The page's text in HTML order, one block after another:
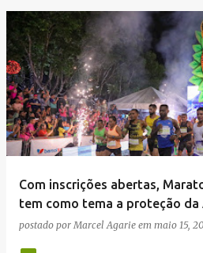
Com inscrições abertas,
tem como tema a proteção da
postado porMarcel Agarie em maio 15,